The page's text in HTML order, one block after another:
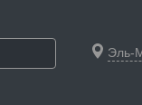
Эль-